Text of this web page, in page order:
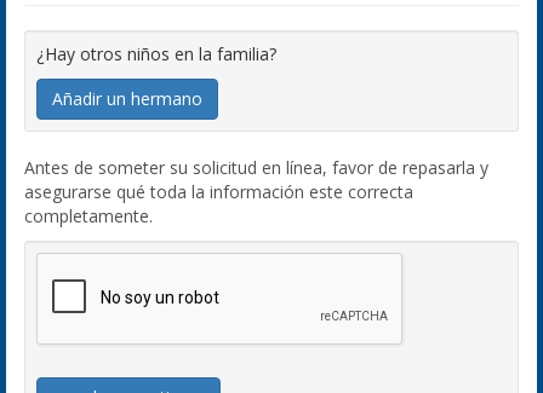
¿Hay otros niños en la familia?
Añadir un hermano
Antes de someter su solicitud en línea, favor de repasarla y
asegurarse qué toda la información este correcta
completamente.